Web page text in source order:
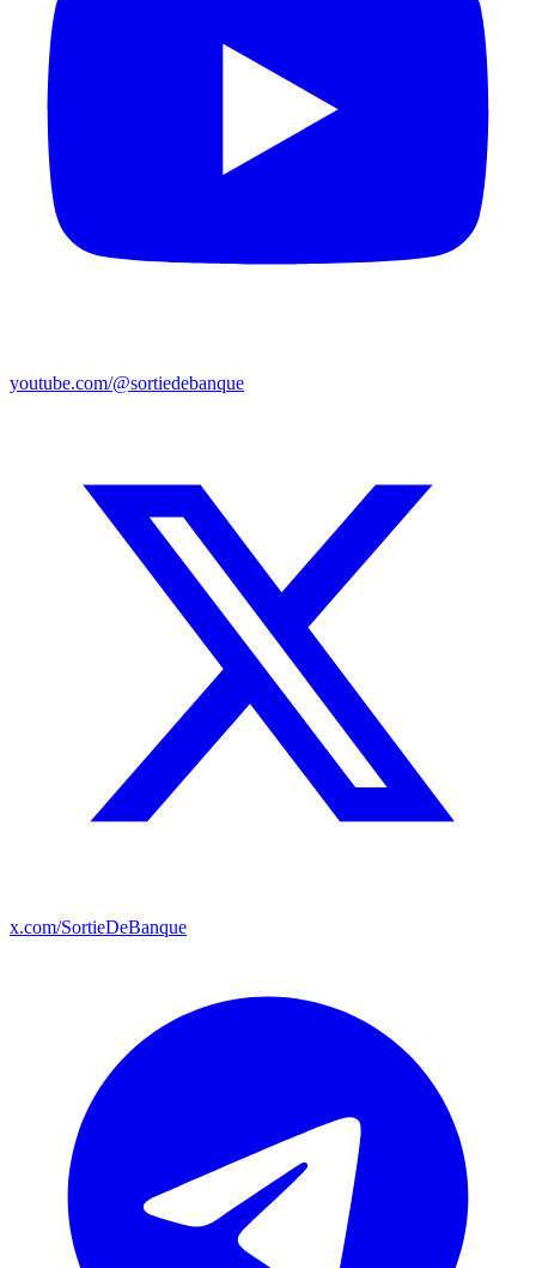
youtube.com/@sortiedebanque
x.com/SortieDeBanque